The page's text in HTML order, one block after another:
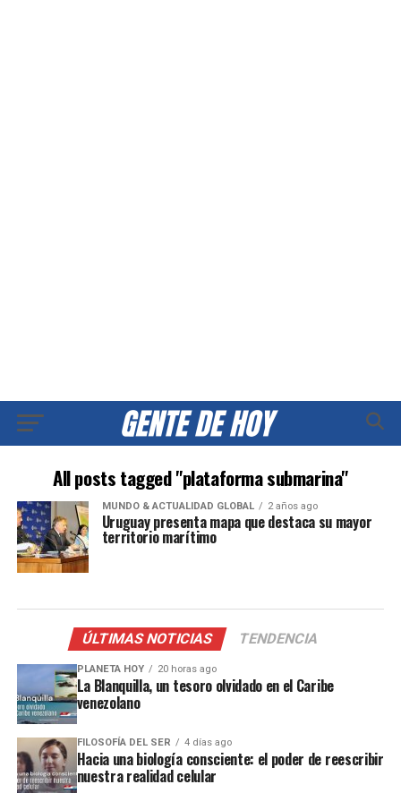
All posts tagged "plataforma submarina"
MUNDO & ACTUALIDAD GLOBAL 2 años ago
Uruguay presenta mapa que destaca su mayor
territorio marítimo
ÚLTIMAS NOTICIAS TENDENCIA
PLANETA HOY 20 horas ago
La Blanquilla, un tesoro olvidado en el Caribe
venezolano
FILOSOFÍA DEL SER 4 días ago
Hacia una biología consciente: el poder de reescribir
nuestra realidad celular